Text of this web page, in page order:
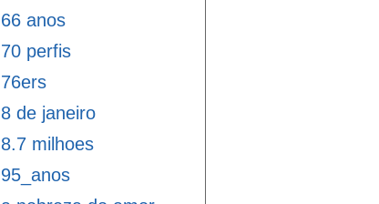
66 anos
70 perfis
76ers
8 de janeiro
8.7 milhoes
95_anos